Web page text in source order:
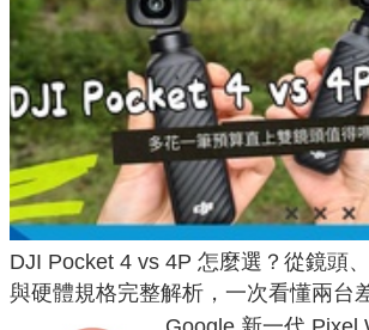
DJI Pocket 4 vs 4P 怎麼選？從鏡頭
與硬體規格完整解析，一次看懂兩台